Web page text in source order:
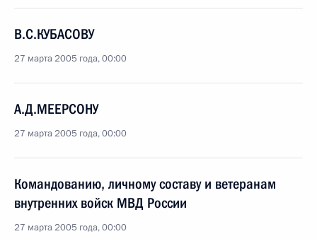
В.С.КУБАСОВУ
27 марта 2005 года, 00:00
А.Д.МЕЕРСОНУ
27 марта 2005 года, 00:00
Командованию, личному составу и ветеранам
внутренних войск МВД России
27 марта 2005 года, 00:00